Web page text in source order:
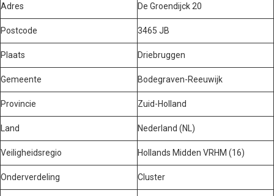
Adres De Groendijck 20
Postcode 3465 JB
Plaats Driebruggen
Gemeente Bodegraven-Reeuwijk
Provincie Zuid-Holland
Land Nederland (NL)
Veiligheidsregio Hollands Midden VRHM (16)
Onderverdeling Cluster